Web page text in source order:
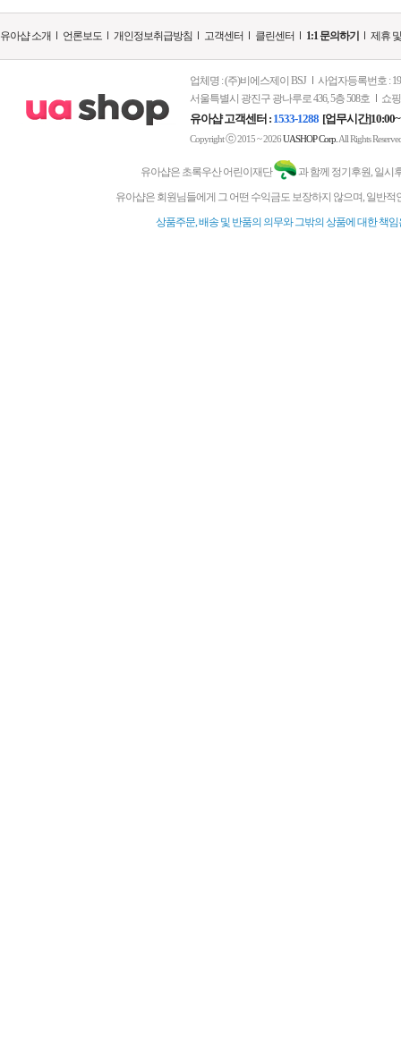
유아샵 소개 언론보도 개인정보취급방침 고객센터 클린센터 1:1 문의하기 제휴
업체명 : (주)비에스제이 BSJ
사업자등록번호 :
서울특별시 광진구 광나루로 436, 5층 508호
쇼
유아샵 고객센터 : 1533-1288 [업무시간
Copyrightⓒ2015 ~ 2026UASHOP Corp. All Rights
유아샵은 초록우산 어린이재단
과 함께 정기후원, 일시
유아샵은 회원님들에게 그 어떤 수익금도 보장하지 않으며, 일반
상품주문, 배송 및 반품의 의무와 그밖의 상품에 대한 책